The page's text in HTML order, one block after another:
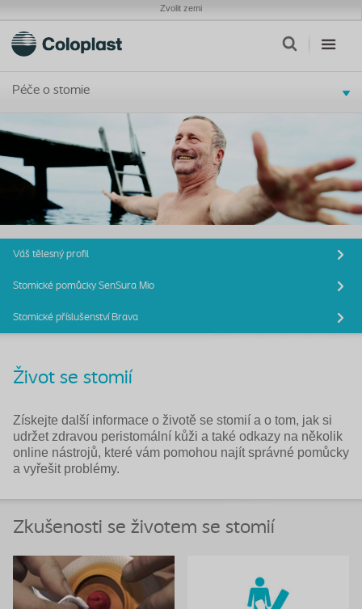
Zvolit zemi
Péče o stomie
Váš tělesný profil
Stomické pomůcky SenSura Mio
Stomické příslušenství Brava
Život se stomií
Získejte další informace o životě se stomií a o tom, jak si
udržet zdravou peristomální kůži a také odkazy na několik
online nástrojů, které vám pomohou najít správné pomůcky
a vyřešit problémy.
Zkušenosti se životem se stomií